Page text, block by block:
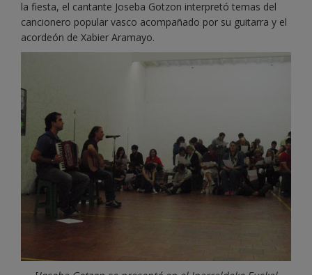
la fiesta, el cantante Joseba Gotzon interpretó temas del
cancionero popular vasco acompañado por su guitarra y el
acordeón de Xabier Aramayo.